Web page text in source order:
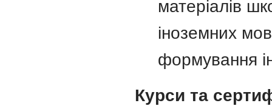
матеріалів
іноземних
формування
Курси та